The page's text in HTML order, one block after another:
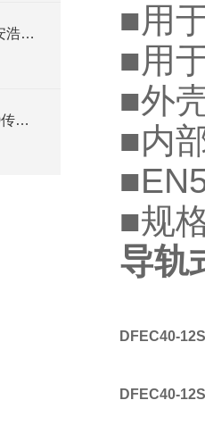
LA25-NP LV25-P LV100西安浩南电子科技
DHR200C420,DHR200C10传感器-西安浩南电子科技
■用
■用
■外
■内
■
■规
导轨
DFEC40-
DFEC40-